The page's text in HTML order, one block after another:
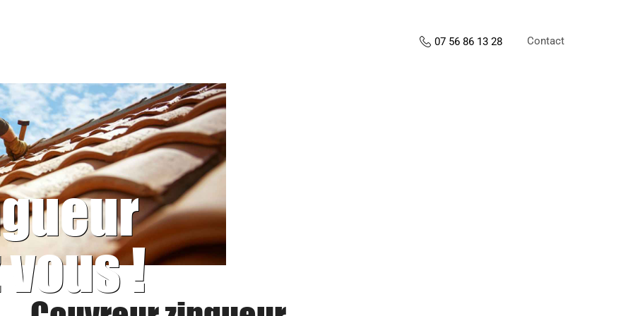
07 56 86 13 28 Contact
!